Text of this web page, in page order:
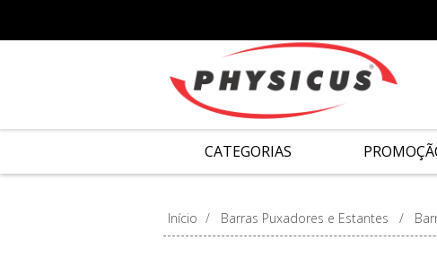
CATEGORIAS
Início / Barras Puxadores e Estantes /